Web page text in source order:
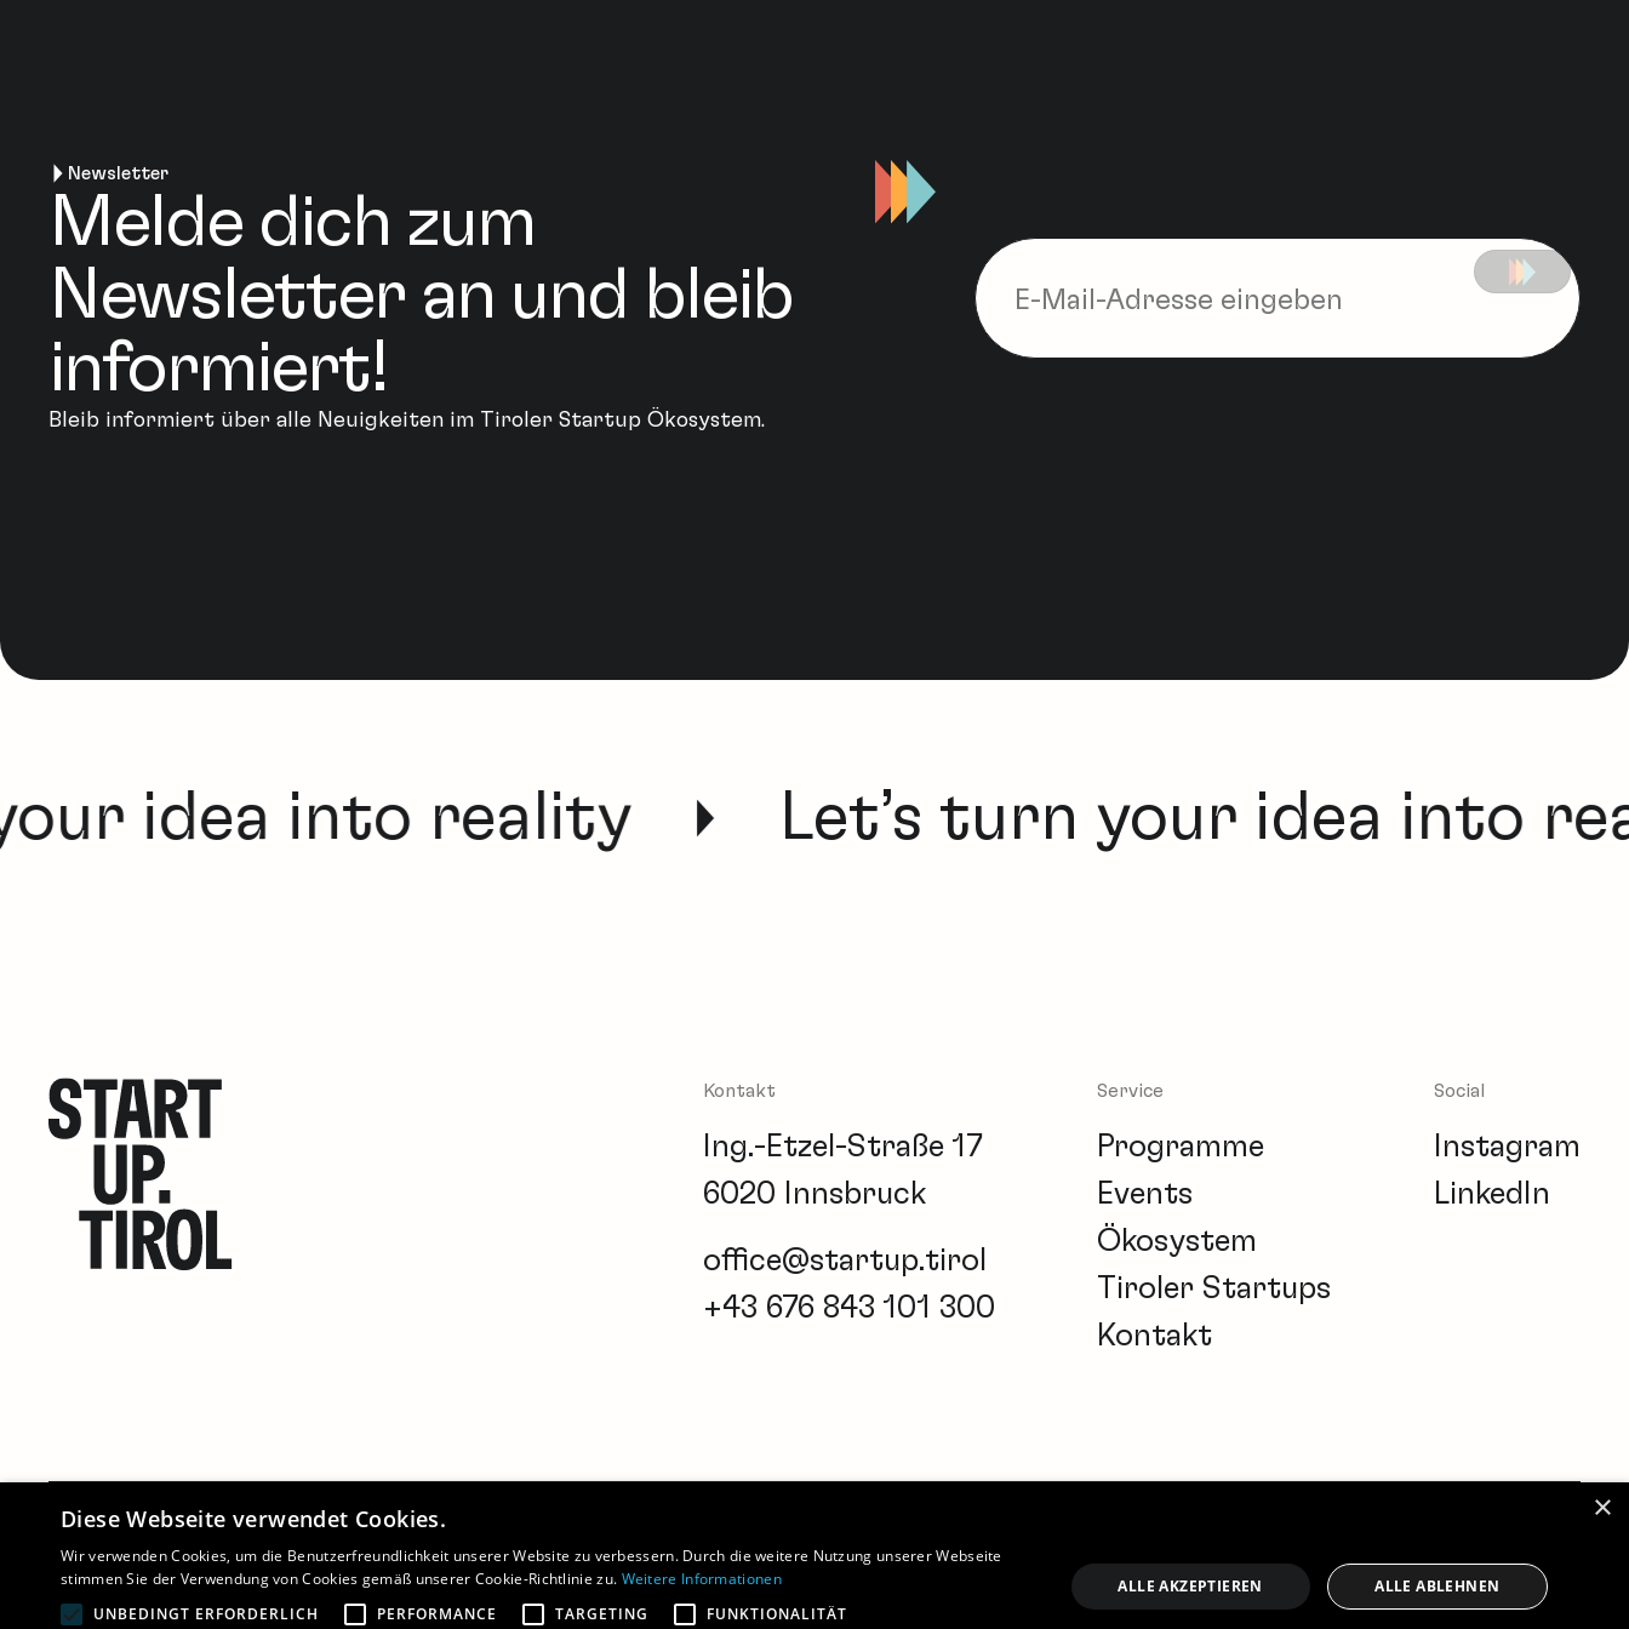
Newsletter
Melde dich zum
Newsletter an und bleib
informiert!
Bleib informiert über alle Neuigkeiten im Tiroler Startup Ökosystem.
idea into reality Let’s turn your idea into
Kontakt
Ing.-Etzel-Straße 17
6020 Innsbruck
office@startup.tirol
+43 676 843 101 300
Service
Programme
Events
Ökosystem
Tiroler Startups
Kontakt
Social
Instagram
LinkedIn
×
Diese Webseite verwendet Cookies.
Wir verwenden Cookies, um die Benutzerfreundlichkeit unserer Website zu verbessern. Durch die weitere Nutzung unserer Webseite
stimmen Sie der Verwendung von Cookies gemäß unserer Cookie-Richtlinie zu. Weitere Informationen
UNBEDINGT ERFORDERLICH
PERFORMANCE TARGETING FUNKTIONALITÄT
ALLE AKZEPTIEREN ALLE ABLEHNEN